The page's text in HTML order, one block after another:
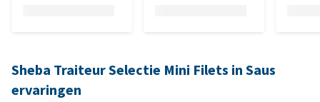
Sheba Traiteur Selectie Mini Filets in Saus
ervaringen